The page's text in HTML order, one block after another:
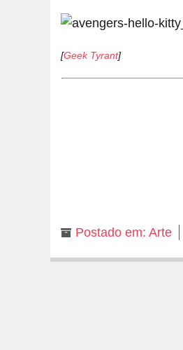
[Geek Tyrant]
Postado em: Arte